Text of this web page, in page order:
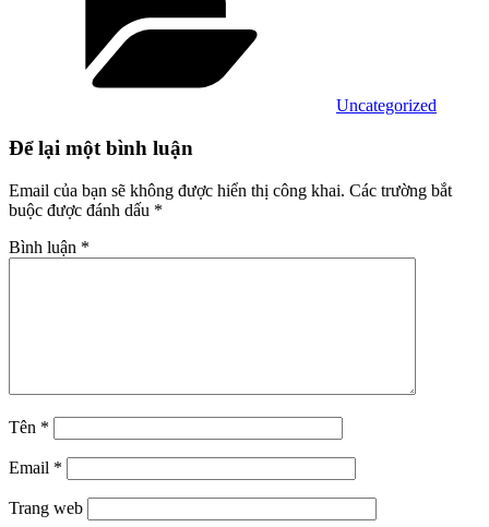
Uncategorized
Để lại một bình luận
Email của bạn sẽ không được hiển thị công khai. Các trường bắt
buộc được đánh dấu *
Bình luận *
Tên *
Email *
Trang web